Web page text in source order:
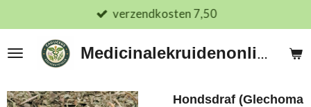
direct
naar
Medicinalekruidenonline.nl
verzendkosten 7,50
Hondsdraf (Glechoma